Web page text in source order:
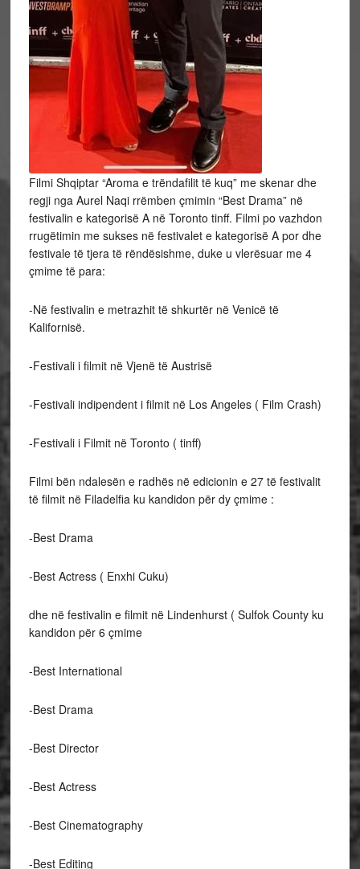
Filmi Shqiptar “Aroma e trëndafilit të kuq” me skenar dhe
regji nga Aurel Naqi rrëmben çmimin “Best Drama” në
festivalin e kategorisë A në Toronto tinff. Filmi po vazhdon
rrugëtimin me sukses në festivalet e kategorisë A por dhe
festivale të tjera të rëndësishme, duke u vlerësuar me 4
çmime të para:
-Në festivalin e metrazhit të shkurtër në Venicë të
Kalifornisë.
-Festivali i filmit në Vjenë të Austrisë
-Festivali indipendent i filmit në Los Angeles ( Film Crash)
-Festivali i Filmit në Toronto ( tinff)
Filmi bën ndalesën e radhës në edicionin e 27 të festivalit
të filmit në Filadelfia ku kandidon për dy çmime :
-Best Drama
-Best Actress ( Enxhi Cuku)
dhe në festivalin e filmit në Lindenhurst ( Sulfok County ku
kandidon për 6 çmime
-Best International
-Best Drama
-Best Director
-Best Actress
-Best Cinematography
-Best Editing